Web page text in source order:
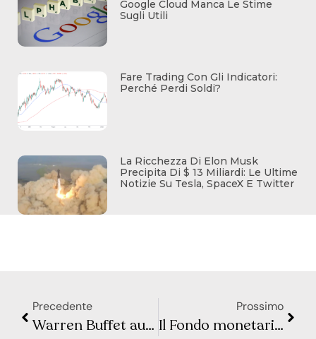
Google Cloud Manca Le Stime
Sugli Utili
Fare Trading Con Gli Indicatori:
Perché Perdi Soldi?
La Ricchezza Di Elon Musk
Precipita Di $ 13 Miliardi: Le Ultime
Notizie Su Tesla, SpaceX E Twitter
Precedente
Warren Buffet aumenta le sue partecipazioni in azioni giapponesi
Prossimo
Il Fondo monetario internazionale riduce le sue prospettive di crescita globale